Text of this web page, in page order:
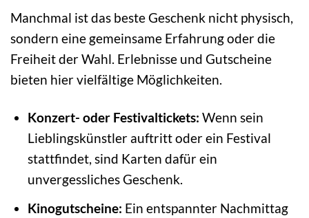
Manchmal ist das beste Geschenk nicht physisch,
sondern eine gemeinsame Erfahrung oder die
Freiheit der Wahl. Erlebnisse und Gutscheine
bieten hier vielfältige Möglichkeiten.
Konzert- oder Festivaltickets: Wenn sein
Lieblingskünstler auftritt oder ein Festival
stattfindet, sind Karten dafür ein
unvergessliches Geschenk.
Kinogutscheine: Ein entspannter Nachmittag